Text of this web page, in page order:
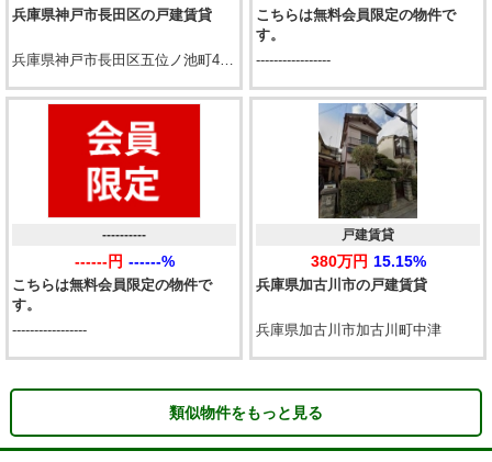
兵庫県神戸市長田区の戸建賃貸
兵庫県神戸市長田区五位ノ池町4丁目
こちらは無料会員限定の物件で
す。
-----------------
こちらは無料会員限定の物件で
す。
----------
------円 ------%
-----------------
兵庫県加古川市の戸建賃貸
戸建賃貸
380万円 15.15%
兵庫県加古川市加古川町中津
類似物件をもっと見る